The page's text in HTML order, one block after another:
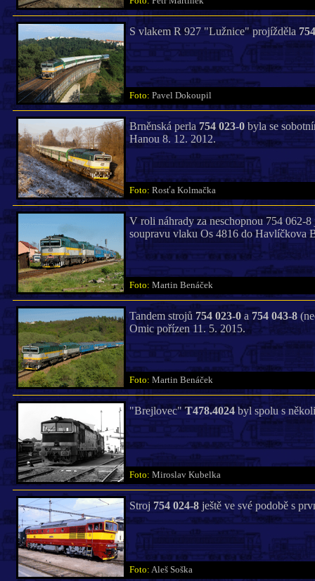
S vlakem R 927 "Lužnice" projížděla
Foto: Pavel Dokoupil
Brněnská perla754 023-0byla se
Hanou 8. 12. 2012.
Foto: Rosťa Kolmačka
V roli náhrady za neschopnou 754 062-
soupravu vlaku Os 4816 do Havlíčkova
Foto: Martin Benáček
Tandem strojů 754 023-0a 754 043-8
Omic pořízen 11. 5. 2015.
Foto: Martin Benáček
"Brejlovec"T478.4024byl spolu s
Foto: Miroslav Kubelka
Stroj754 024-8ještě ve své podobě s
Foto: Aleš Soška